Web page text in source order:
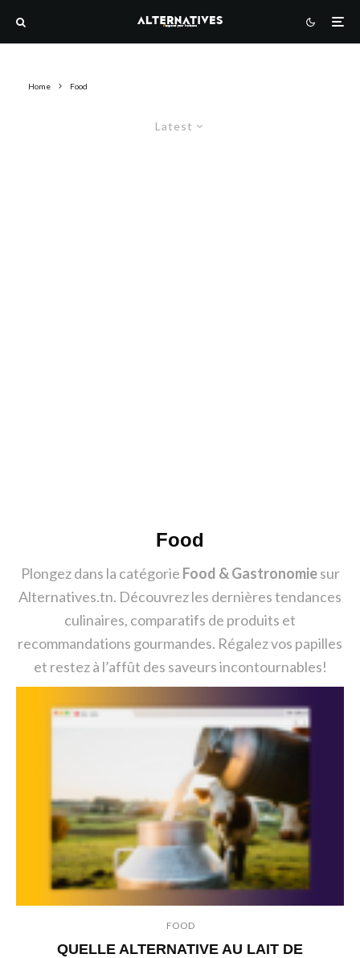
Home Food
Latest
Food
Plongez dans la catégorie Food & Gastronomiesur
Alternatives.tn. Découvrez les dernières tendances
culinaires, comparatifs de produits et
recommandations gourmandes. Régalez vos papilles
et restez à l’affût des saveurs incontournables!
FOOD
QUELLE ALTERNATIVE AU LAIT DE